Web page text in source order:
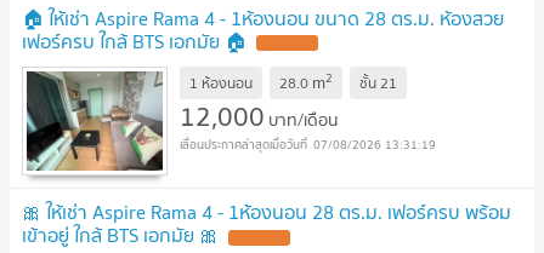
🏠 ให้เช่า Aspire Rama 4 - 1ห้องนอน ขนาด 28 ตร.ม. ห้องสวย
เฟอร์ครบ ใกล้ BTS เอกมัย 🏠
1 ห้องนอน 28.0 m2 ชั้น21
12,000 บาท/เดือน
07/08/2026 13:31:19
🎀 ให้เช่า Aspire Rama 4 - 1ห้องนอน 28 ตร.ม. เฟอร์ครบ พร้อม
เข้าอยู่ ใกล้ BTS เอกมัย 🎀